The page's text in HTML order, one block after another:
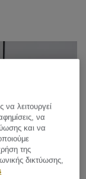
λειτουργεί
να
και να
της
δικτύωσης,